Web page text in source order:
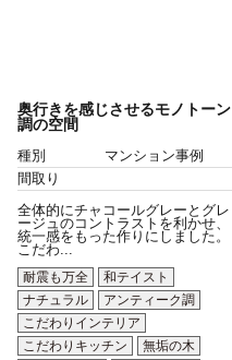
奥行きを感じさせるモノトーン
調の空間
種別
マンション事例
間取り
全体的にチャコールグレーとグレ
ージュのコントラストを利かせ、
統一感をもった作りにしました。
こだわ...
耐震も万全
和テイスト
ナチュラル
アンティーク調
こだわりインテリア
こだわりキッチン
無垢の木